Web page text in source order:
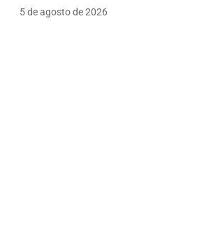
5 de agosto de 2026